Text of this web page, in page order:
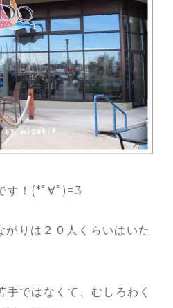
す！(*ﾟ∀ﾟ)=3
りは２０人くらいはいた
ではなくて、むしろわく